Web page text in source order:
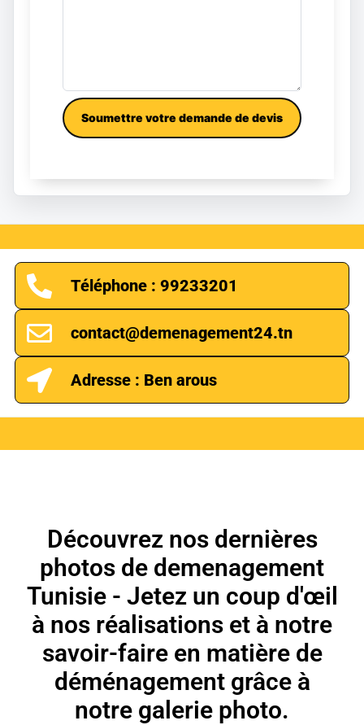
Téléphone : 99233201
contact@demenagement24.tn
Adresse : Ben arous
Découvrez nos dernières
photos de demenagement
Tunisie - Jetez un coup d'œil
à nos réalisations et à notre
savoir-faire en matière de
déménagement grâce à
notre galerie photo.